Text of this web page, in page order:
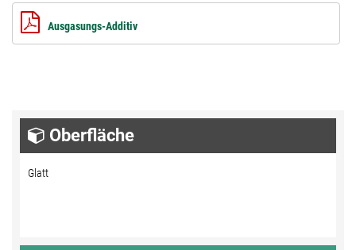
Ausgasungs-Additiv
Oberfläche
Glatt